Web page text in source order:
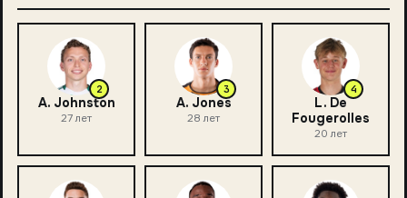
2
A. Johnston
27 лет
3
A. Jones
28 лет
4
L. De
Fougerolles
20 лет